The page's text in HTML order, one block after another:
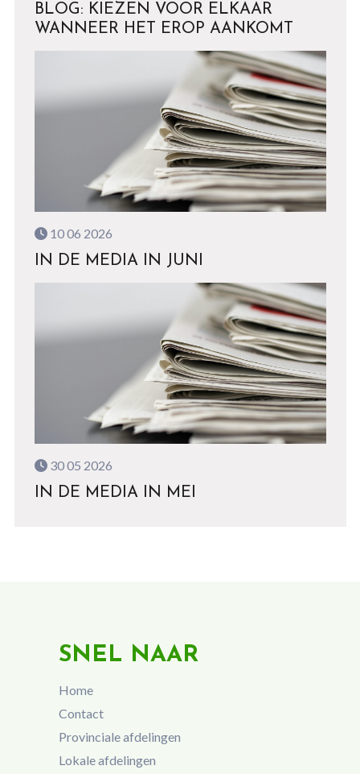
BLOG: KIEZEN VOOR ELKAAR
WANNEER HET EROP AANKOMT
10 06 2026
IN DE MEDIA IN JUNI
30 05 2026
IN DE MEDIA IN MEI
SNEL NAAR
Home
Contact
Provinciale afdelingen
Lokale afdelingen